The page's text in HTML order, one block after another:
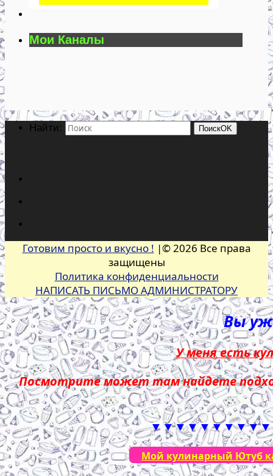
Мои Каналы
Найти: ПоискOK
Готовим просто и вкусно ! |© 2026 Все права
защищены
Политика конфиденциальности
НАПИСАТЬ ПИСЬМО АДМИНИСТРАТОРУ
Вы
У меня есть
Посмотрите может там найдете
Мой кулинарный Ютуб